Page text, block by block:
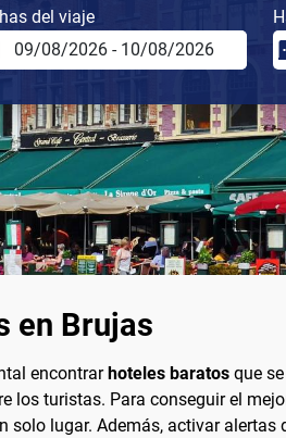
del viaje
en Brujas
encontrar hoteles baratos que
los turistas. Para conseguir el
solo lugar. Además, activar